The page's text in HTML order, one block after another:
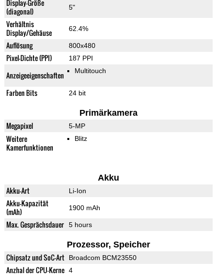
Display-Größe
(diagonal)
5"
Verhältnis
Display/Gehäuse
62.4%
Auflösung 800x480
Pixel-Dichte (PPI) 187 PPI
Anzeigeeigenschaften Multitouch
Farben Bits 24 bit
Primärkamera
Megapixel 5-MP
Weitere
Kamerfunktionen
Blitz
Akku
Akku-Art Li-Ion
Akku-Kapazität
(mAh)
1900 mAh
Max. Gesprächsdauer 5 hours
Prozessor, Speicher
Chipsatz und SoC-Art Broadcom BCM23550
Anzhal der CPU-Kerne 4